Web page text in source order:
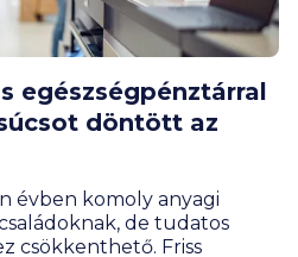
egészségpénztárral
döntött az
évben komoly anyagi
de tudatos
csökkenthető. Friss